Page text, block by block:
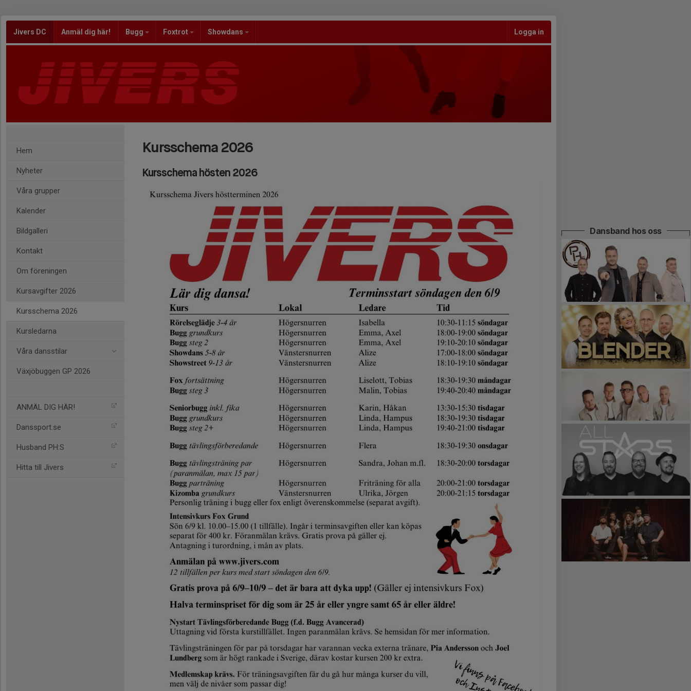
Jivers DC Anmäl dig här! Bugg Foxtrot Showdans Logga in
Hem
Nyheter
Våra grupper
Kalender
Bildgalleri
Kontakt
Om föreningen
Kursavgifter 2026
Kursschema 2026
Kursledarna
Våra dansstilar
Växjöbuggen GP 2026
ANMÄL DIG HÄR!
Danssport.se
Husband PH:S
Hitta till Jivers
Kursschema 2026
Kursschema hösten 2026
Dansband hos oss